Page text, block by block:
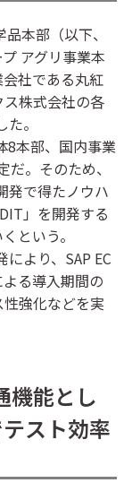
本部（以下、
アグリ事業本
社である丸紅
株式会社の各
。
8本部、国内事業
。そのため、
発で得たノウハ
」を開発する
という。
より、SAP EC
る導入期間の
強化などを実
機能とし
スト効率